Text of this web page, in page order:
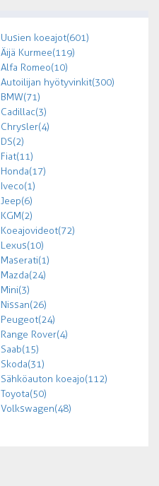
Uusien koeajot (601)
Äijä Kurmee (119)
Alfa Romeo (10)
Autoilijan hyötyvinkit (300)
BMW (71)
Cadillac (3)
Chrysler (4)
DS (2)
Fiat (11)
Honda (17)
Iveco (1)
Jeep (6)
KGM (2)
Koeajovideot (72)
Lexus (10)
Maserati (1)
Mazda (24)
Mini (3)
Nissan (26)
Peugeot (24)
Range Rover (4)
Saab (15)
Skoda (31)
Sähköauton koeajo (112)
Toyota (50)
Volkswagen (48)